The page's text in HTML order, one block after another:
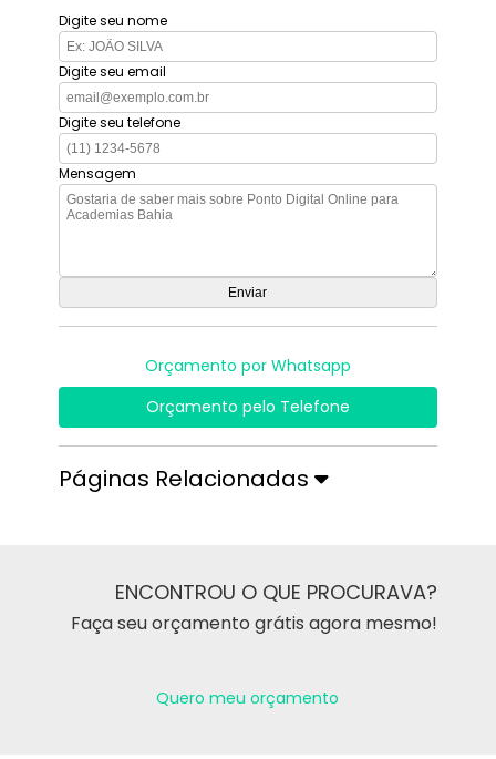
Digite seu nome
Digite seu email
Digite seu telefone
Mensagem
Orçamento por Whatsapp
Orçamento pelo Telefone
Páginas Relacionadas
ENCONTROU O QUE PROCURAVA?
Faça seu orçamento grátis agora mesmo!
Quero meu orçamento